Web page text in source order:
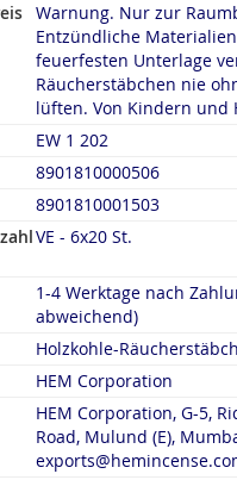
Warnung. Nur zur
Entzündliche
feuerfesten Unterlage
Räucherstäbchen nie
lüften. Von Kindern und
EW 1 202
8901810000506
8901810001503
VE - 6x20 St.
1-4 Werktage nach
abweichend)
Holzkohle-
HEM Corporation
HEM Corporation, G-5,
Road, Mulund (E),